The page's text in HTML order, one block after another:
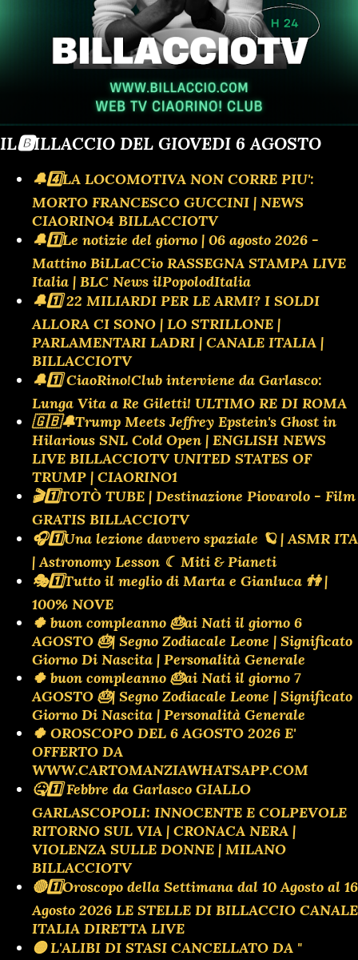
IL🅱️ILLACCIO DEL GIOVEDI 6 AGOSTO
🔔4️⃣LA LOCOMOTIVA NON CORRE PIU':
MORTO FRANCESCO GUCCINI | NEWS
CIAORINO4 BILLACCIOTV
🔔1️⃣Le notizie del giorno | 06 agosto 2026 -
Mattino BiLLaCCio RASSEGNA STAMPA LIVE
Italia | BLC News ilPopolodItalia
🔔1️⃣ 22 MILIARDI PER LE ARMI? I SOLDI
ALLORA CI SONO | LO STRILLONE |
PARLAMENTARI LADRI | CANALE ITALIA |
BILLACCIOTV
🔔1️⃣ CiaoRino!Club interviene da Garlasco:
Lunga Vita a Re Giletti! ULTIMO RE DI ROMA
🇬🇧🔔Trump Meets Jeffrey Epstein's Ghost in
Hilarious SNL Cold Open | ENGLISH NEWS
LIVE BILLACCIOTV UNITED STATES OF
TRUMP | CIAORINO1
🎬1️⃣TOTÒ TUBE | Destinazione Piovarolo - Film
GRATIS BILLACCIOTV
🎧1️⃣Una lezione davvero spaziale 🪐 | ASMR ITA
| Astronomy Lesson ☾ Miti & Pianeti
🎭1️⃣Tutto il meglio di Marta e Gianluca 👫 |
100% NOVE
🍀 buon compleanno 🎂ai Nati il giorno 6
AGOSTO 🎂| Segno Zodiacale Leone | Significato
Giorno Di Nascita | Personalità Generale
🍀 buon compleanno 🎂ai Nati il giorno 7
AGOSTO 🎂| Segno Zodiacale Leone | Significato
Giorno Di Nascita | Personalità Generale
🍀 OROSCOPO DEL 6 AGOSTO 2026 E'
OFFERTO DA
WWW.CARTOMANZIAWHATSAPP.COM
🤒1️⃣ Febbre da Garlasco GIALLO
GARLASCOPOLI: INNOCENTE E COLPEVOLE
RITORNO SUL VIA | CRONACA NERA |
VIOLENZA SULLE DONNE | MILANO
BILLACCIOTV
🔴1️⃣Oroscopo della Settimana dal 10 Agosto al 16
Agosto 2026 LE STELLE DI BILLACCIO CANALE
ITALIA DIRETTA LIVE
🟡 L'ALIBI DI STASI CANCELLATO DA "